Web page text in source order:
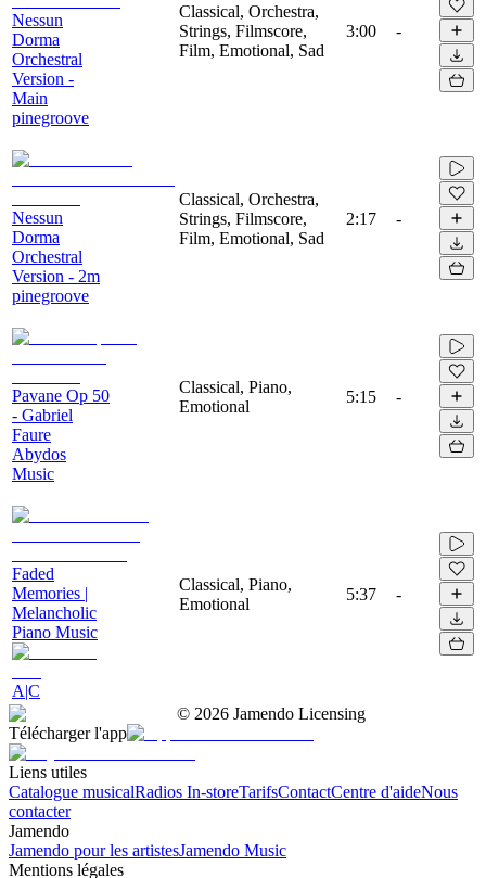
Nessun
Dorma
Orchestral
Version -
Main
pinegroove
Classical, Orchestra,
Strings, Filmscore,
Film, Emotional, Sad
3:00 -
Nessun
Dorma
Orchestral
Version - 2m
pinegroove
Classical, Orchestra,
Strings, Filmscore,
Film, Emotional, Sad
2:17 -
Pavane Op 50
- Gabriel
Faure
Abydos
Music
Classical, Piano,
Emotional
5:15 -
Faded
Memories |
Melancholic
Piano Music
A|C
Classical, Piano,
Emotional
5:37 -
© 2026 Jamendo Licensing
Télécharger l'app
Liens utiles
Catalogue musicalRadios In-storeTarifsContactCentre d'aideNous
contacter
Jamendo
Jamendo pour les artistesJamendo Music
Mentions légales